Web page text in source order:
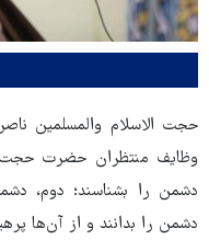
حجت الاسلام والمسلمین
وظایف منتظران حضرت
دشمن را بشناسند؛ دوم،
دشمن را بدانند و از آن‌ها